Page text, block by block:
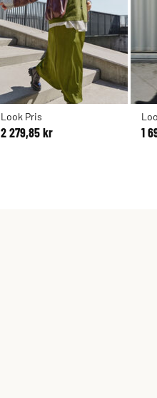
Look Pris
2 279,85 kr 1